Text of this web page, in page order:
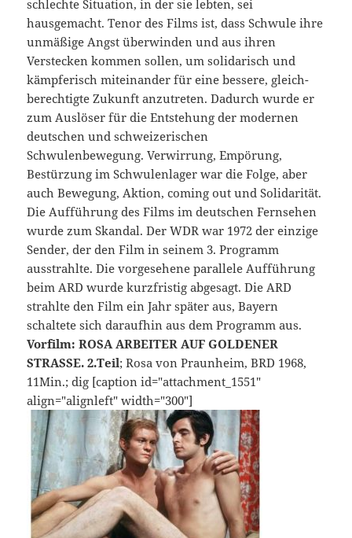
schlechte Situation, in der sie lebten, sei
hausgemacht. Tenor des Films ist, dass Schwule ihre
unmäßige Angst überwinden und aus ihren
Verstecken kommen sollen, um solidarisch und
kämpferisch miteinander für eine bessere, gleich­
berech­tigte Zukunft anzutreten. Dadurch wurde er
zum Auslöser für die Entstehung der modernen
deutschen und schweizerischen
Schwulenbewegung. Verwirrung, Empörung,
Bestürzung im Schwulenlager war die Folge, aber
auch Bewegung, Aktion, coming out und Solidarität.
Die Aufführung des Films im deutschen Fernsehen
wurde zum Skandal. Der WDR war 1972 der einzige
Sender, der den Film in seinem 3. Programm
ausstrahlte. Die vorgesehene parallele Aufführung
beim ARD wurde kurzfristig abgesagt. Die ARD
strahlte den Film ein Jahr später aus, Bayern
schaltete sich daraufhin aus dem Programm aus.
Vorfilm: ROSA ARBEITER AUF GOLDENER
STRASSE. 2.Teil; Rosa von Praunheim, BRD 1968,
11Min.; dig [caption id="attachment_1551"
align="alignleft" width="300"]